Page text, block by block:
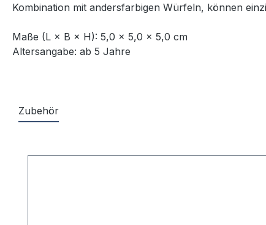
Kombination mit andersfarbigen Würfeln, können
Maße (L × B × H): 5,0 × 5,0 × 5,0 cm
Altersangabe: ab 5 Jahre
Zubehör